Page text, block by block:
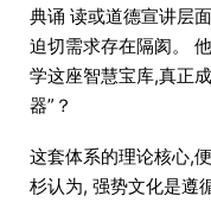
典诵 读或道德宣讲层
迫切需求存在隔阂。
学这座智慧宝库,真正
器”？
这套体系的理论核心,
杉认为, 强势文化是遵